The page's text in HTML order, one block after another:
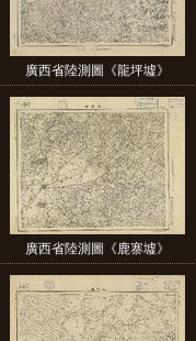
廣西省陸測圖《龍坪墟》
廣西省陸測圖《鹿寨墟》